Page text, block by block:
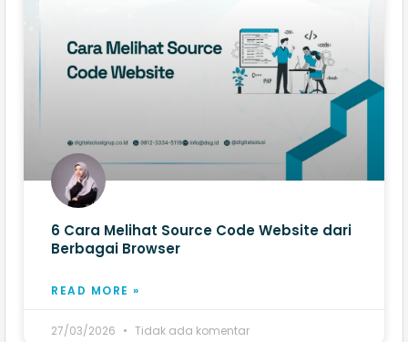
6 Cara Melihat Source Code Website​ dari
Berbagai Browser
READ MORE »
27/03/2026 Tidak ada komentar